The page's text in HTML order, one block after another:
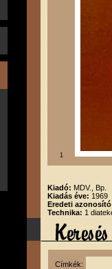
1
Kiadó: MDV., Bp.
Kiadás éve: 1969
Eredeti
Technika: 1
Címkék: